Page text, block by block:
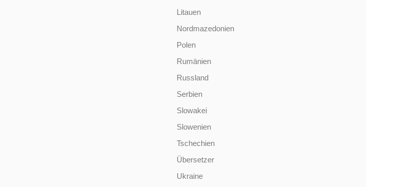
Litauen
Nordmazedonien
Polen
Rumänien
Russland
Serbien
Slowakei
Slowenien
Tschechien
Übersetzer
Ukraine